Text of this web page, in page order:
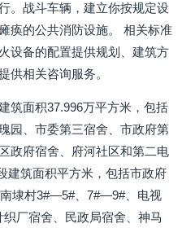
。战斗车辆，建立你按规定设
痪的公共消防设施。 相关标准
设备的配置提供规划、建筑方
供相关咨询服务。
筑面积37.996万平方米，包括
园、市委第三宿舍、市政府第
政府宿舍、府河社区和第二电
建筑面积平方米，包括市政府
埭村3#—5#、7#—9#、电视
厂宿舍、民政局宿舍、神马